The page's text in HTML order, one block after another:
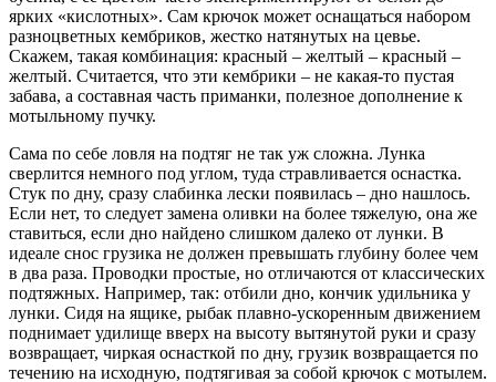
ярких «кислотных». Сам крючок может оснащаться набором
разноцветных кембриков, жестко натянутых на цевье.
Скажем, такая комбинация: красный – желтый – красный –
желтый. Считается, что эти кембрики – не какая-то пустая
забава, а составная часть приманки, полезное дополнение к
мотыльному пучку.
Сама по себе ловля на подтяг не так уж сложна. Лунка
сверлится немного под углом, туда стравливается оснастка.
Стук по дну, сразу слабинка лески появилась – дно нашлось.
Если нет, то следует замена оливки на более тяжелую, она же
ставиться, если дно найдено слишком далеко от лунки. В
идеале снос грузика не должен превышать глубину более чем
в два раза. Проводки простые, но отличаются от классических
подтяжных. Например, так: отбили дно, кончик удильника у
лунки. Сидя на ящике, рыбак плавно-ускоренным движением
поднимает удилище вверх на высоту вытянутой руки и сразу
возвращает, чиркая оснасткой по дну, грузик возвращается по
течению на исходную, подтягивая за собой крючок с мотылем.